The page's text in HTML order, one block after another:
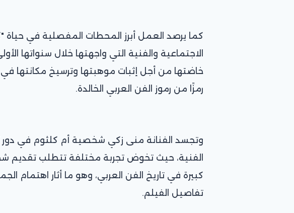
كما يرصد العمل أبرز المحطات المفصلية في حياة
الاجتماعية والفنية التي واجهتها خلال سنواتها
خاضتها من أجل إثبات موهبتها وترسيخ مكانتها
رمزًا من رموز الفن العربي الخالدة.
وتجسد الفنانة منى زكي شخصية أم كلثوم في
الفنية، حيث تخوض تجربة مختلفة تتطلب تقديم
كبيرة في تاريخ الفن العربي، وهو ما أثار اهتمام
تفاصيل الفيلم.